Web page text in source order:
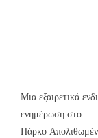
Μια εξαιρετικά
ενημέρωση στο
Πάρκο